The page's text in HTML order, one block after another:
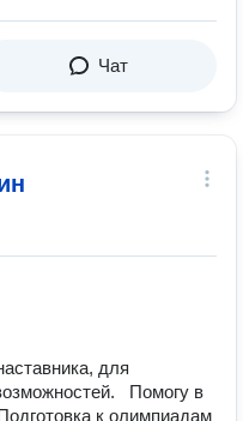
Чат
для
Помогу в
к олимпиадам